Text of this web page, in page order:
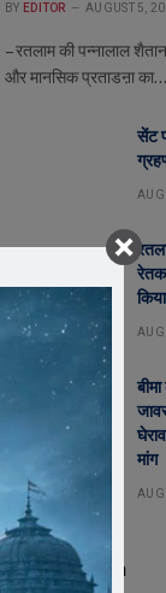
BY EDITOR AUGUST 5,
– रतलाम की पन्नालाल
और मानसिक प्रताडऩा का…
सेंट
मांग
Stay In Touch